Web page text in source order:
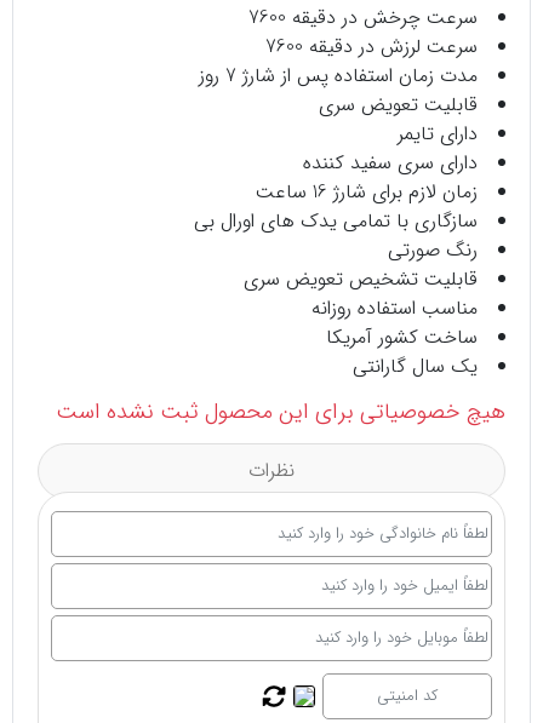
سرعت چرخش در دقیقه 7600
سرعت لرزش در دقیقه 7600
مدت زمان استفاده پس از شارژ 7 روز
قابلیت تعویض سری
دارای تایمر
دارای سری سفید کننده
زمان لازم برای شارژ 16 ساعت
سازگاری با تمامی یدک های اورال بی
رنگ صورتی
قابلیت تشخیص تعویض سری
مناسب استفاده روزانه
ساخت کشور آمریکا
یک سال گارانتی
هیچ خصوصیاتی برای این محصول ثبت نشده است
نظرات